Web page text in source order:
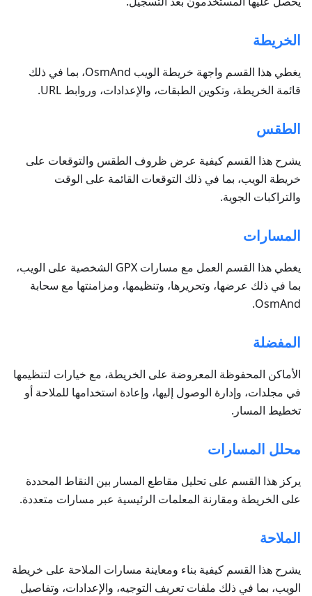
الخريطة
يغطي هذا القسم واجهة خريطة الويب OsmAnd، بما في ذلك
قائمة الخريطة، وتكوين الطبقات، والإعدادات، وروابط URL.
الطقس
يشرح هذا القسم كيفية عرض ظروف الطقس والتوقعات على
خريطة الويب، بما في ذلك التوقعات القائمة على الوقت
والتراكبات الجوية.
المسارات
يغطي هذا القسم العمل مع مسارات GPX الشخصية على الويب،
بما في ذلك عرضها، وتحريرها، وتنظيمها، ومزامنتها مع سحابة
OsmAnd.
المفضلة
الأماكن المحفوظة المعروضة على الخريطة، مع خيارات لتنظيمها
في مجلدات، وإدارة الوصول إليها، وإعادة استخدامها للملاحة أو
تخطيط المسار.
محلل المسارات
يركز هذا القسم على تحليل مقاطع المسار بين النقاط المحددة
على الخريطة ومقارنة المعلمات الرئيسية عبر مسارات متعددة.
الملاحة
يشرح هذا القسم كيفية بناء ومعاينة مسارات الملاحة على خريطة
الويب، بما في ذلك ملفات تعريف التوجيه، والإعدادات، وتفاصيل